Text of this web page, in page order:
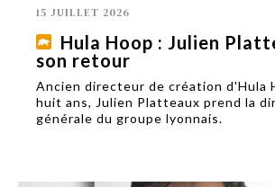
15 JUILLET 2026
Hula Hoop : Julien
son retour
Ancien directeur de création d'Hula
huit ans, Julien Platteaux prend la
générale du groupe lyonnais.